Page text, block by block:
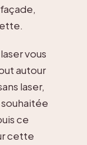
vous
autour
laser,
ce
cette